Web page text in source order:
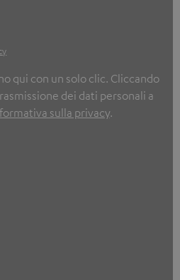
qui con un solo clic. Cliccando
dei dati personali a
sulla privacy.